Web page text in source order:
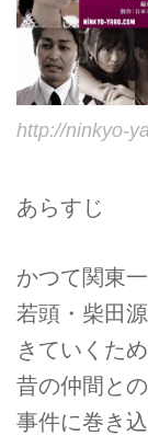
http://ninkyo-
あらすじ
かつて関東
若頭・柴田
きていくた
昔の仲間と
事件に巻き